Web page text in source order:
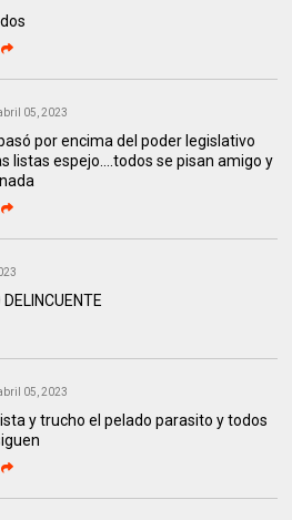
05, 2023
por encima del poder legislativo
listas espejo....todos se pisan amigo y
05, 2023
y trucho el pelado parasito y todos